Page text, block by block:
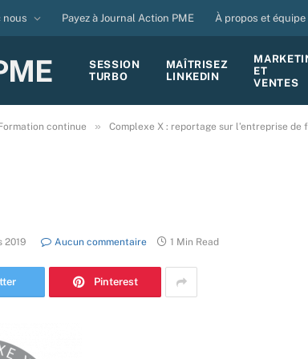
nous Payez à Journal Action PME À propos et équipe
SESSION
TURBO
MAÎTRISEZ
LINKEDIN
ET
VENTES
continue » Complexe X : reportage sur l’entreprise
2019 Aucun commentaire 1 Min Read
Pinterest